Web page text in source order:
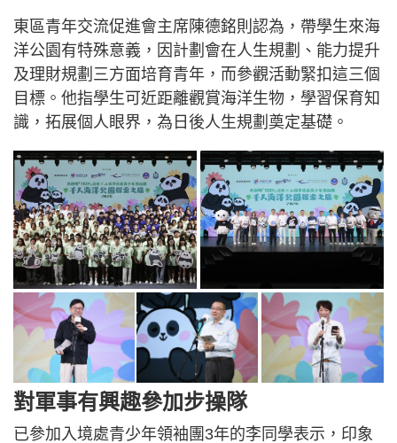
東區青年交流促進會主席陳德銘則認為，帶學生來海
洋公園有特殊意義，因計劃會在人生規劃、能力提升
及理財規劃三方面培育青年，而參觀活動緊扣這三個
目標。他指學生可近距離觀賞海洋生物，學習保育知
識，拓展個人眼界，為日後人生規劃奠定基礎。
對軍事有興趣參加步操隊
已參加入境處青少年領袖團3年的李同學表示，印象